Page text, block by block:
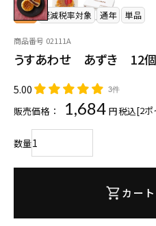
常温 軽減税率対象 通年 単品
商品番号 02111A
うすあわせ あずき 12個
5.00 3件
販売価格： 1,684 税込[2
カー